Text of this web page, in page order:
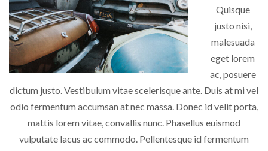
Quisque
justo nisi,
malesuada
eget lorem
ac, posuere
dictum justo. Vestibulum vitae scelerisque ante. Duis at mi vel
odio fermentum accumsan at nec massa. Donec id velit porta,
mattis lorem vitae, convallis nunc. Phasellus euismod
vulputate lacus ac commodo. Pellentesque id fermentum